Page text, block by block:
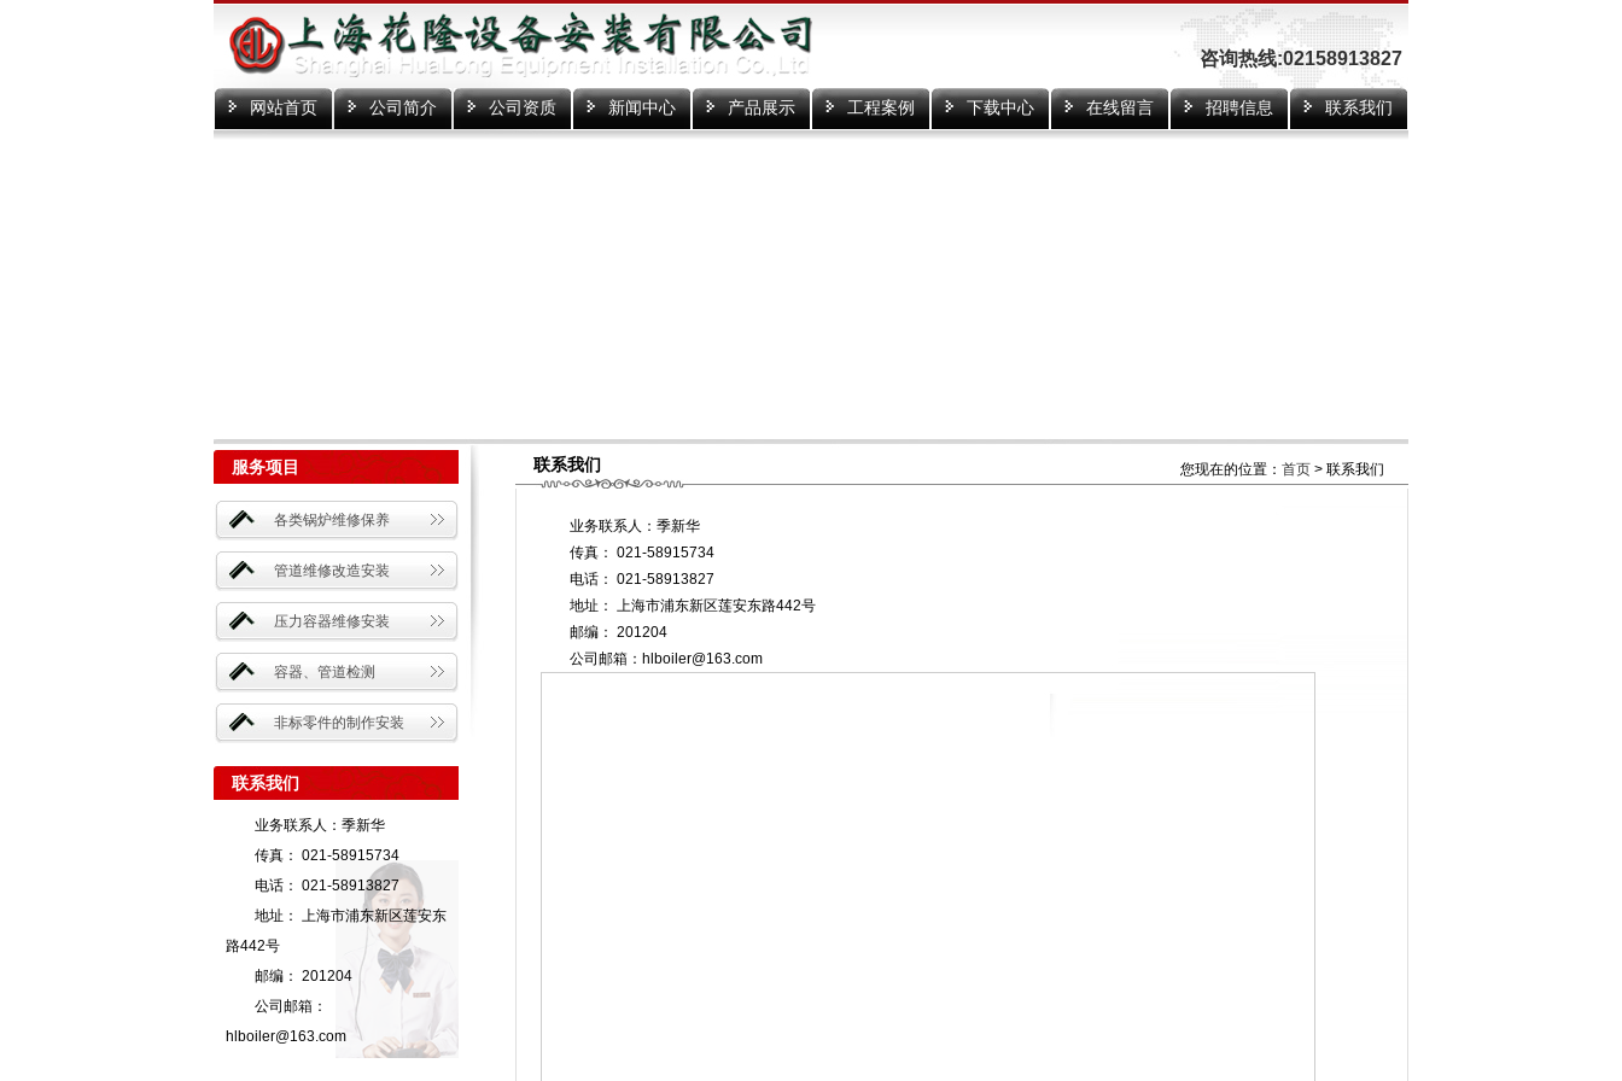
咨询热线:02158913827
网站首页 公司简介 公司资质 新闻中心 产品展示 工程案例 下载中心 在线留言 招聘信息 联系我们
服务项目
各类锅炉维修保养
管道维修改造安装
压力容器维修安装
容器、管道检测
非标零件的制作安装
联系我们
业务联系人：季新华
传真： 021-58915734
电话： 021-58913827
地址： 上海市浦东新区莲安东
路442号
邮编： 201204
公司邮箱：
hlboiler@163.com
您现在的位置： 首页 > 联系我们
联系我们
业务联系人：季新华
传真： 021-58915734
电话： 021-58913827
地址： 上海市浦东新区莲安东路442号
邮编： 201204
公司邮箱：hlboiler@163.com